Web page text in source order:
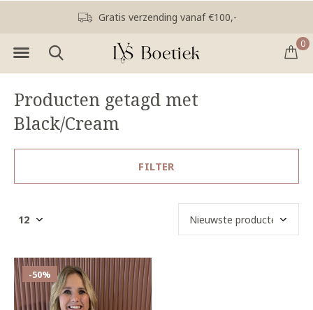
0
Gratis verzending vanaf €100,-
Producten getagd met
Black/Cream
FILTER
-50%